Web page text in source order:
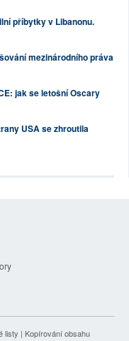
příbytky v Libanonu.
mezinárodního práva
jak se letošní Oscary
USA se zhroutila
listy | Kopírování obsahu